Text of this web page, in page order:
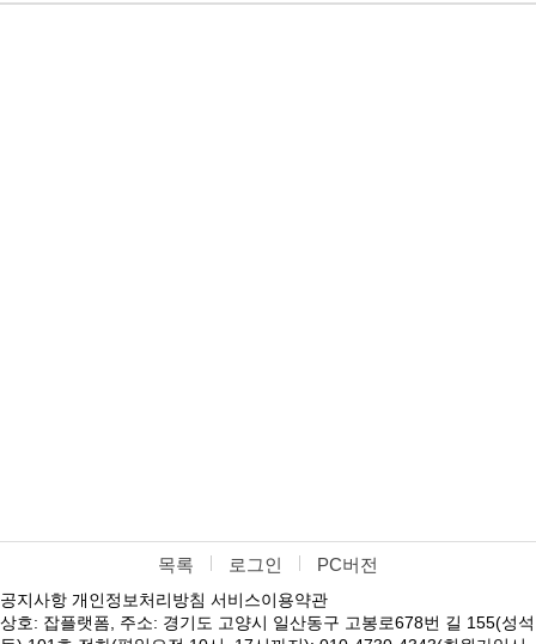
목록 로그인 PC버전
공지사항 개인정보처리방침 서비스이용약관
상호: 잡플랫폼, 주소: 경기도 고양시 일산동구 고봉로678번 길 155(성석